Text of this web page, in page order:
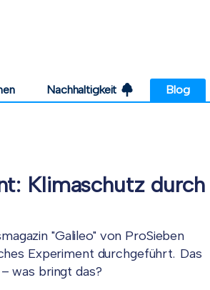
Nachhaltigkeit Blog
Klimaschutz durch
"Galileo" von ProSieben
Experiment durchgeführt. Das
was bringt das?